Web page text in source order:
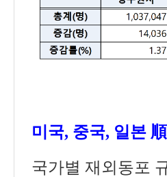
미국, 중국, 일본 順
국가별 재외동포